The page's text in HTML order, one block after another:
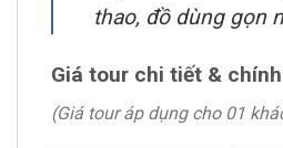
thao, đồ dùng gọn
Giá tour chi tiết &
(Giá tour áp dụng cho 01